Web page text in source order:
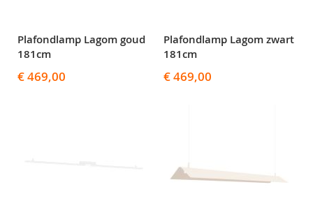
Plafondlamp Lagom goud
181cm
€ 469,00
Plafondlamp Lagom zwart
181cm
€ 469,00